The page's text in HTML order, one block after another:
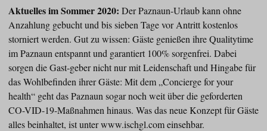
Aktuelles im Sommer 2020: Der Paznaun-Urlaub kann ohne
Anzahlung gebucht und bis sieben Tage vor Antritt kostenlos
storniert werden. Gut zu wissen: Gäste genießen ihre Qualitytime
im Paznaun entspannt und garantiert 100% sorgenfrei. Dabei
sorgen die Gast-geber nicht nur mit Leidenschaft und Hingabe für
das Wohlbefinden ihrer Gäste: Mit dem „Concierge for your
health“ geht das Paznaun sogar noch weit über die geforderten
CO-VID-19-Maßnahmen hinaus. Was das neue Konzept für Gäste
alles beinhaltet, ist unter www.ischgl.com einsehbar.